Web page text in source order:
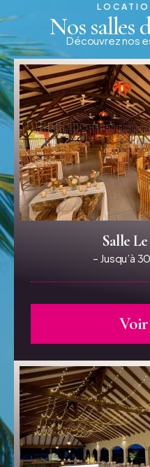
Nos salles
Découvrez nos
Salle
– Jusqu’à
Voir